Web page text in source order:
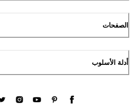
الصفحات
أدلة الأسلوب